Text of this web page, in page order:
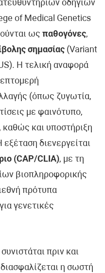
οδηγιών
of Medical Genetics
ωςπαθογόνες,
σημασίας (Variant
Η τελική αναφορά
(όπως ζυγωτία,
με φαινότυπο,
και υποστήριξη
διενεργείται
(CAP/CLIA), με τη
βιοπληροφορικής
πρότυπα
γενετικές
πριν και
η σωστή